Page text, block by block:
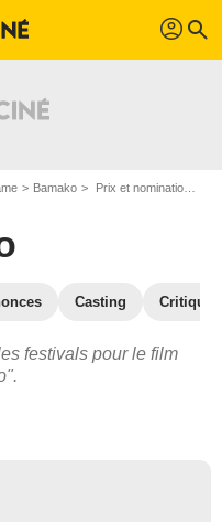
profil search
Bamako Prix et nominations pour Bamako
Casting
festivals pour le film